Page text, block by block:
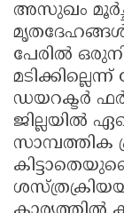
അസുഖം
മൃതദേഹങ്ങൾ
പേരിൽ
ഡയറക്ടർ
ജില്ലയിൽ
സാമ്പത്തിക